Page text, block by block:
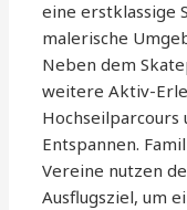
eine erstklassige
malerische
Neben dem
weitere Aktiv-
Hochseilparcours
Entspannen.
Vereine nutzen
Ausflugsziel, um